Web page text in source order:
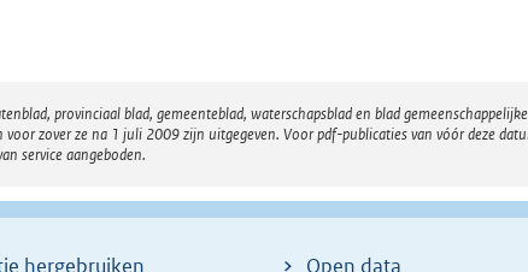
provinciaal blad, gemeenteblad, waterschapsblad en blad
zover ze na 1 juli 2009 zijn uitgegeven. Voor pdf-publicaties van vóór deze
service aangeboden.
hergebruiken Open data